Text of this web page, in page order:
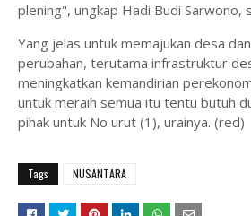
plening", ungkap Hadi Budi Sarwono,
Yang jelas untuk memajukan desa
perubahan, terutama infrastruktur
meningkatkan kemandirian
untuk meraih semua itu tentu butuh
pihak untuk No urut (1), urainya. (red)
Tags NUSANTARA